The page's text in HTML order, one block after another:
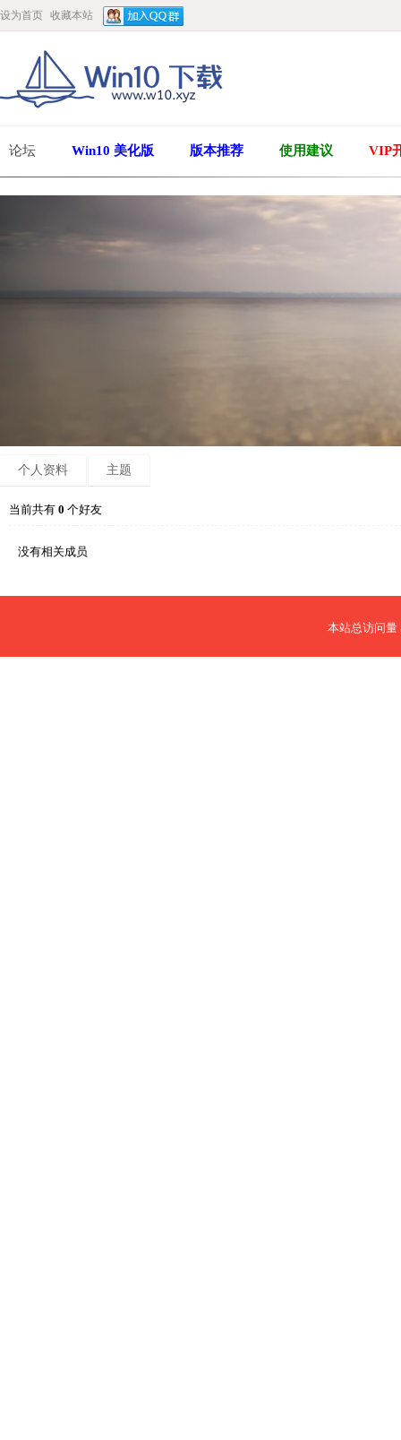
设为首页 收藏本站
论坛 Win10 美化版 版本推荐 使用建议 VIP
个人资料 主题
当前共有 0 个好友
没有相关成员
本站总访问量